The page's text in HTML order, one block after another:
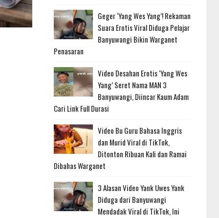
Geger ‘Yang Wes Yang’! Rekaman
Suara Erotis Viral Diduga Pelajar
Banyuwangi Bikin Warganet
Penasaran
Video Desahan Erotis ‘Yang Wes
Yang’ Seret Nama MAN 3
Banyuwangi, Diincar Kaum Adam
Cari Link Full Durasi
Video Bu Guru Bahasa Inggris
dan Murid Viral di TikTok,
Ditonton Ribuan Kali dan Ramai
Dibahas Warganet
3 Alasan Video Yank Uwes Yank
Diduga dari Banyuwangi
Mendadak Viral di TikTok, Ini